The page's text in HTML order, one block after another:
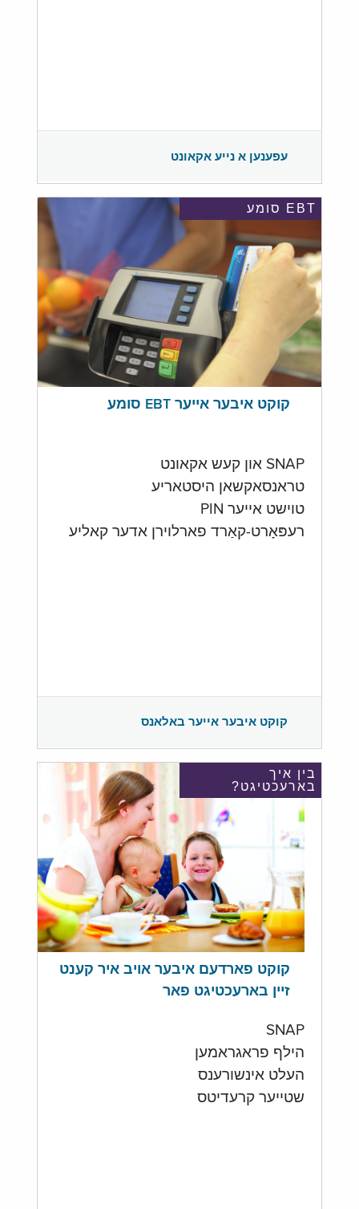
עפענען א נייע אקאונט
EBT סומע
קוקט איבער אייער EBT סומע
SNAP און קעש אקאונט
טראנסאקשאן היסטאריע
טוישט אייער PIN
רעפּאָרט-קאַרד פארלוירן אדער קאליע
קוקט איבער אייער באלאנס
בין איך
בארעכטיגט?
קוקט פארדעם איבער אויב איר קענט
זיין בארעכטיגט פאר
SNAP
הילף פראגראמען
העלט אינשורענס
שטייער קרעדיטס